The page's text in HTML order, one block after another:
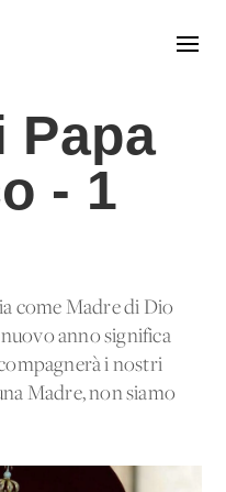
Papa
- 1
come Madre di Dio
anno significa
i nostri
Madre, non siamo